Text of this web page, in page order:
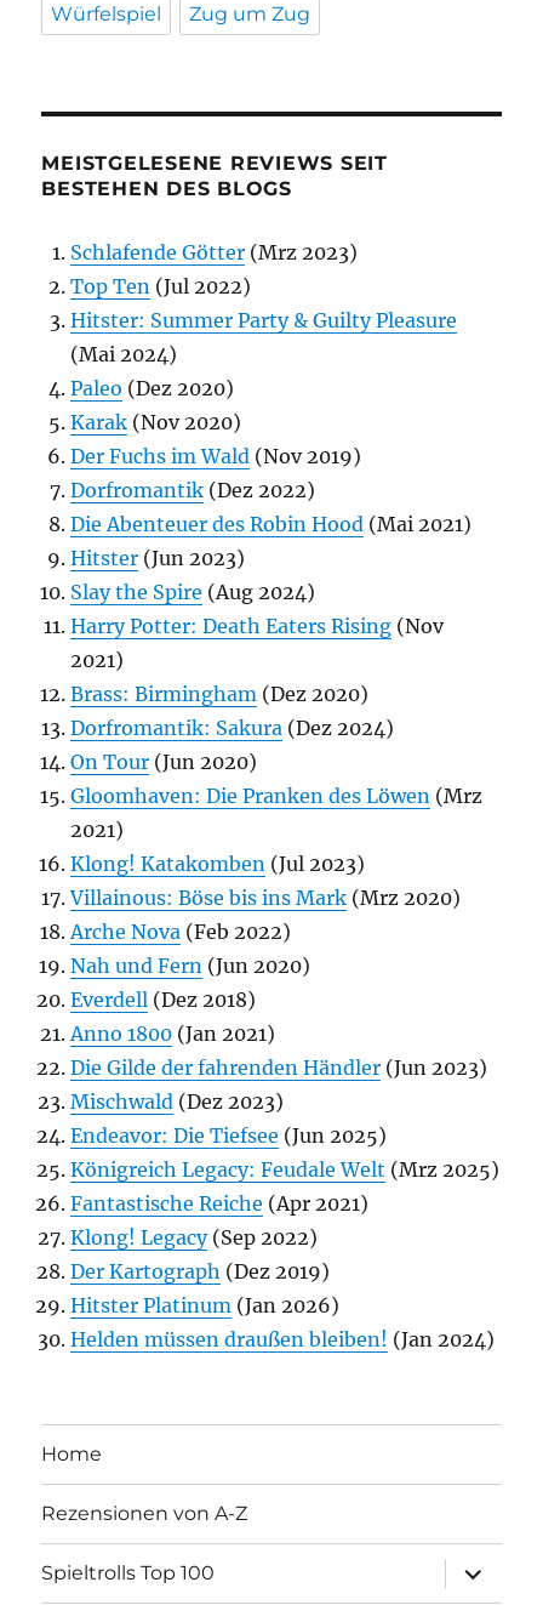
Würfelspiel Zug um Zug
MEISTGELESENE REVIEWS SEIT
BESTEHEN DES BLOGS
Schlafende Götter (Mrz 2023)
Top Ten (Jul 2022)
Hitster: Summer Party & Guilty Pleasure
(Mai 2024)
Paleo (Dez 2020)
Karak (Nov 2020)
Der Fuchs im Wald (Nov 2019)
Dorfromantik (Dez 2022)
Die Abenteuer des Robin Hood (Mai 2021)
Hitster (Jun 2023)
Slay the Spire (Aug 2024)
Harry Potter: Death Eaters Rising (Nov
2021)
Brass: Birmingham (Dez 2020)
Dorfromantik: Sakura (Dez 2024)
On Tour (Jun 2020)
Gloomhaven: Die Pranken des Löwen (Mrz
2021)
Klong! Katakomben (Jul 2023)
Villainous: Böse bis ins Mark (Mrz 2020)
Arche Nova (Feb 2022)
Nah und Fern (Jun 2020)
Everdell (Dez 2018)
Anno 1800 (Jan 2021)
Die Gilde der fahrenden Händler (Jun 2023)
Mischwald (Dez 2023)
Endeavor: Die Tiefsee (Jun 2025)
Königreich Legacy: Feudale Welt (Mrz 2025)
Fantastische Reiche (Apr 2021)
Klong! Legacy(Sep 2022)
Der Kartograph (Dez 2019)
Hitster Platinum (Jan 2026)
Helden müssen draußen bleiben! (Jan 2024)
Home
Rezensionen von A-Z
Spieltrolls Top 100
öffnen